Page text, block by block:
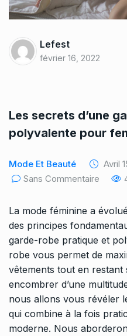
Lefest
février 16, 2022
Les secrets d’une
polyvalente pour
Mode Et Beauté
Avril
Sans Commentaire
La mode féminine a
des principes
garde-robe pratique et
robe vous permet de
vêtements tout en restant
encombrer d’une
nous allons vous révéler
qui combine à la fois
moderne. Nous